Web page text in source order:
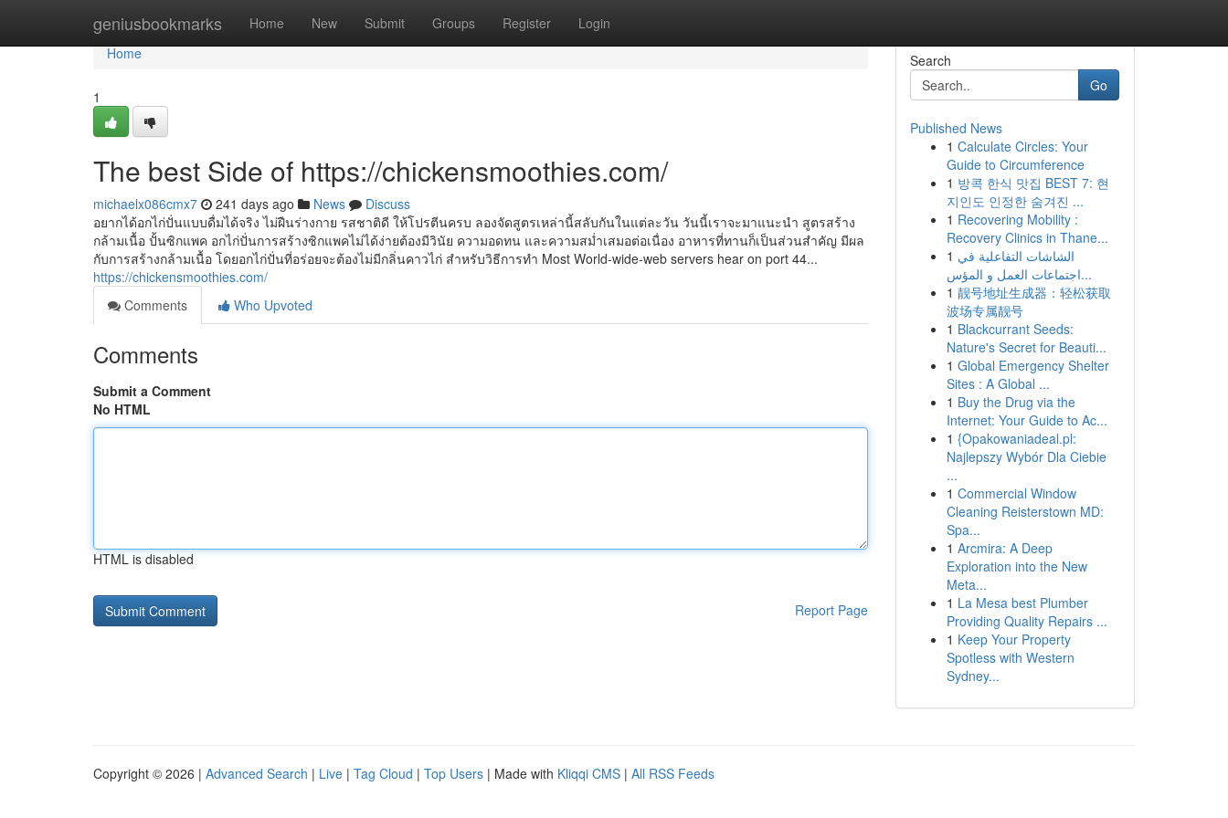
geniusbookmarks Home New Submit Groups Register Login
Home
Home
1
The best Side of https://chickensmoothies.com/
michaelx086cmx7 241 days ago News
Discuss
อยากได้อกไก่ปั่นแบบดื่มได้จริง ไม่ฝืนร่างกาย รสชาติดี ให้โปรตีนครบ ลองจัดสูตรเหล่านี้สลับกันในแต่ละวัน วันนี้เราจะมาแนะนำ สูตรสร้าง
กล้ามเนื้อ ปั้นซิกแพค อกไก่ปั่นการสร้างซิกแพคไม่ได้ง่ายต้องมีวินัย ความอดทน และความสม่ำเสมอต่อเนื่อง อาหารที่ทานก็เป็นส่วนสำคัญ มีผล
กับการสร้างกล้ามเนื้อ โดยอกไก่ปั่นที่อร่อยจะต้องไม่มีกลิ่นคาวไก่ สำหรับวิธีการทำ Most World-wide-web servers hear on port 44...
https://chickensmoothies.com/
Comments
Who Upvoted
Comments
Submit a Comment
No HTML
HTML is disabled
Report Page
Search
Go
Published News
1 Calculate Circles: Your
Guide to Circumference
1 방콕 한식 맛집 BEST 7: 현
지인도 인정한 숨겨진 ...
1 Recovering Mobility :
Recovery Clinics in Thane...
1 الشاشات التفاعلية في
اجتماعات العمل و المؤس...
1 靓号地址生成器：轻松获取
波场专属靓号
1 Blackcurrant Seeds:
Nature's Secret for Beauti...
1 Global Emergency Shelter
Sites : A Global ...
1 Buy the Drug via the
Internet: Your Guide to Ac...
1 {Opakowaniadeal.pl:
Najlepszy Wybór Dla Ciebie
...
1 Commercial Window
Cleaning Reisterstown MD:
Spa...
1 Arcmira: A Deep
Exploration into the New
Meta...
1 La Mesa best Plumber
Providing Quality Repairs ...
1 Keep Your Property
Spotless with Western
Sydney...
Copyright © 2026 | Advanced Search | Live | Tag Cloud | Top Users | Made with Kliqqi CMS | All RSS Feeds